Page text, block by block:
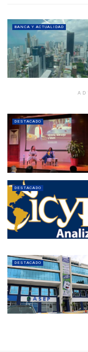
BANCA Y ACTUALIDAD
DESTACADO
DESTACADO
DESTACADO